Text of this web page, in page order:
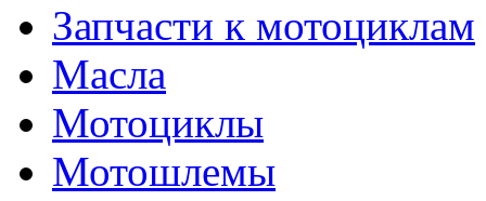
Запчасти к мотоциклам
Масла
Мотоциклы
Мотошлемы